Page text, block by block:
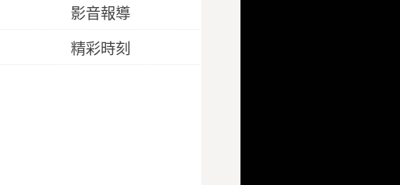
影音報導
精彩時刻